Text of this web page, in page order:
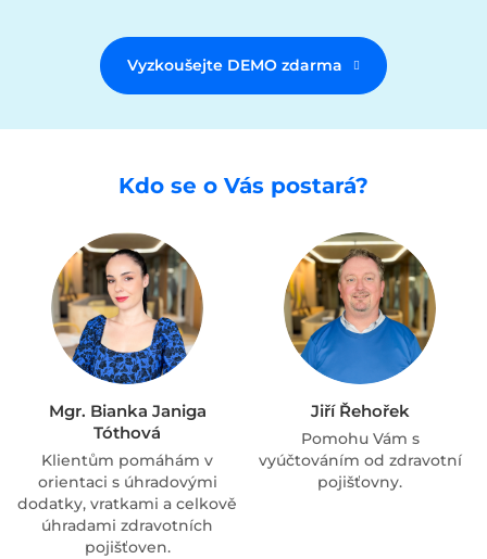
Vyzkoušejte DEMO zdarma
Kdo se o Vás postará?
Mgr. Bianka Janiga
Tóthová
Klientům pomáhám v
orientaci s úhradovými
dodatky, vratkami a celkově
úhradami zdravotních
pojišťoven.
Jiří Řehořek
Pomohu Vám s
vyúčtováním od zdravotní
pojišťovny.